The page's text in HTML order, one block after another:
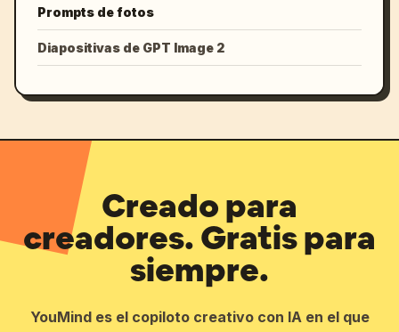
Prompts de fotos
Diapositivas de GPT Image 2
Creado para
creadores. Gratis para
siempre.
YouMind es el copiloto creativo con IA en el que